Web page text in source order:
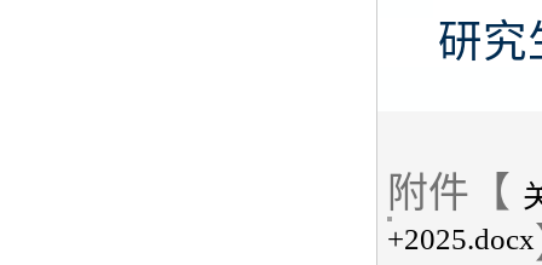
研究
附件【
+2025.docx